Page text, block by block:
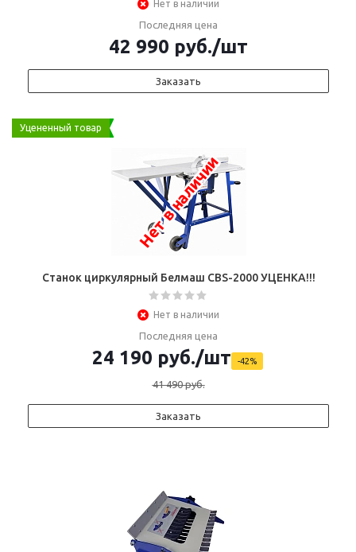
Нет в наличии
Последняя цена
42 990 руб./шт
Заказать
Уцененный товар
Нет в наличии
Станок циркулярный Белмаш CBS-2000 УЦЕНКА!!!
Нет в наличии
Последняя цена
24 190 руб./шт -42%
41 490руб.
Заказать